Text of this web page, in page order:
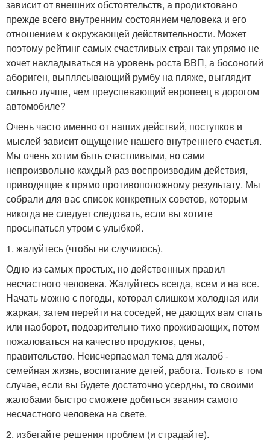
зависит от внешних обстоятельств, а продиктовано
прежде всего внутренним состоянием человека и его
отношением к окружающей действительности. Может
поэтому рейтинг самых счастливых стран так упрямо не
хочет накладываться на уровень роста ВВП, а босоногий
абориген, выплясывающий румбу на пляже, выглядит
сильно лучше, чем преуспевающий европеец в дорогом
автомобиле?
Очень часто именно от наших действий, поступков и
мыслей зависит ощущение нашего внутреннего счастья.
Мы очень хотим быть счастливыми, но сами
непроизвольно каждый раз воспроизводим действия,
приводящие к прямо противоположному результату. Мы
собрали для вас список конкретных советов, которым
никогда не следует следовать, если вы хотите
просыпаться утром с улыбкой.
1. жалуйтесь (чтобы ни случилось).
Одно из самых простых, но действенных правил
несчастного человека. Жалуйтесь всегда, всем и на все.
Начать можно с погоды, которая слишком холодная или
жаркая, затем перейти на соседей, не дающих вам спать
или наоборот, подозрительно тихо проживающих, потом
пожаловаться на качество продуктов, цены,
правительство. Неисчерпаемая тема для жалоб -
семейная жизнь, воспитание детей, работа. Только в том
случае, если вы будете достаточно усердны, то своими
жалобами быстро сможете добиться звания самого
несчастного человека на свете.
2. избегайте решения проблем (и страдайте).